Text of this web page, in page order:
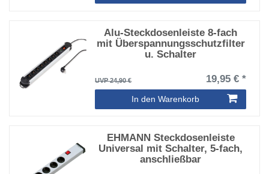
Alu-Steckdosenleiste 8-fach
mit Überspannungsschutzfilter
u. Schalter
UVP 24,90 € 19,95 € *
In den Warenkorb
EHMANN Steckdosenleiste
Universal mit Schalter, 5-fach,
anschließbar